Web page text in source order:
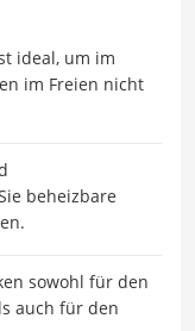
ideal, um im
im Freien nicht
beheizbare
sowohl für den
auch für den